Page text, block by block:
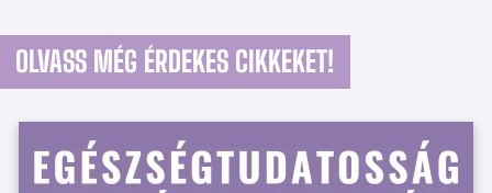
OLVASS MÉG ÉRDEKES CIKKEKET!